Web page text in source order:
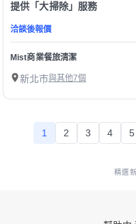
提供「大掃除」服務
洽談後報價
Mist商業餐旅清潔
新北市與其他7個
1 2 3 4 5
精選